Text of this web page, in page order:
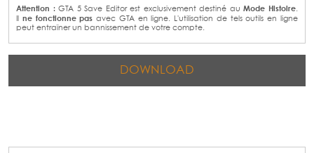
Attention :GTA 5 Save Editor est exclusivement destiné auMode Histoire
ne fonctionne pas avec GTA en ligne. L'utilisation de tels outils en ligne
peut entraîner un bannissement de votre compte.
DOWNLOAD